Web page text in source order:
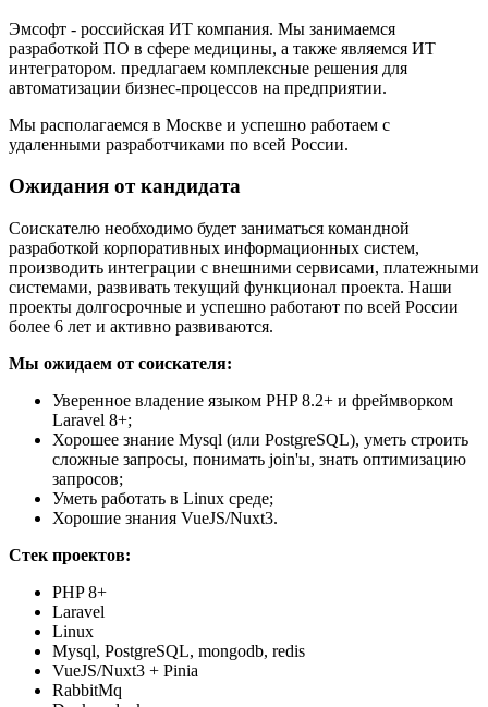
Эмсофт - российская ИТ компания. Мы занимаемся
разработкой ПО в сфере медицины, а также являемся ИТ
интегратором. предлагаем комплексные решения для
автоматизации бизнес-процессов на предприятии.
Мы располагаемся в Москве и успешно работаем с
удаленными разработчиками по всей России.
Ожидания от кандидата
Соискателю необходимо будет заниматься командной
разработкой корпоративных информационных систем,
производить интеграции с внешними сервисами, платежными
системами, развивать текущий функционал проекта. Наши
проекты долгосрочные и успешно работают по всей России
более 6 лет и активно развиваются.
Мы ожидаем от соискателя:
Уверенное владение языком PHP 8.2+ и фреймворком
Laravel 8+;
Хорошее знание Mysql (или PostgreSQL), уметь строить
сложные запросы, понимать join'ы, знать оптимизацию
запросов;
Уметь работать в Linux среде;
Хорошие знания VueJS/Nuxt3.
Стек проектов:
PHP 8+
Laravel
Linux
Mysql, PostgreSQL, mongodb, redis
VueJS/Nuxt3 + Pinia
RabbitMq